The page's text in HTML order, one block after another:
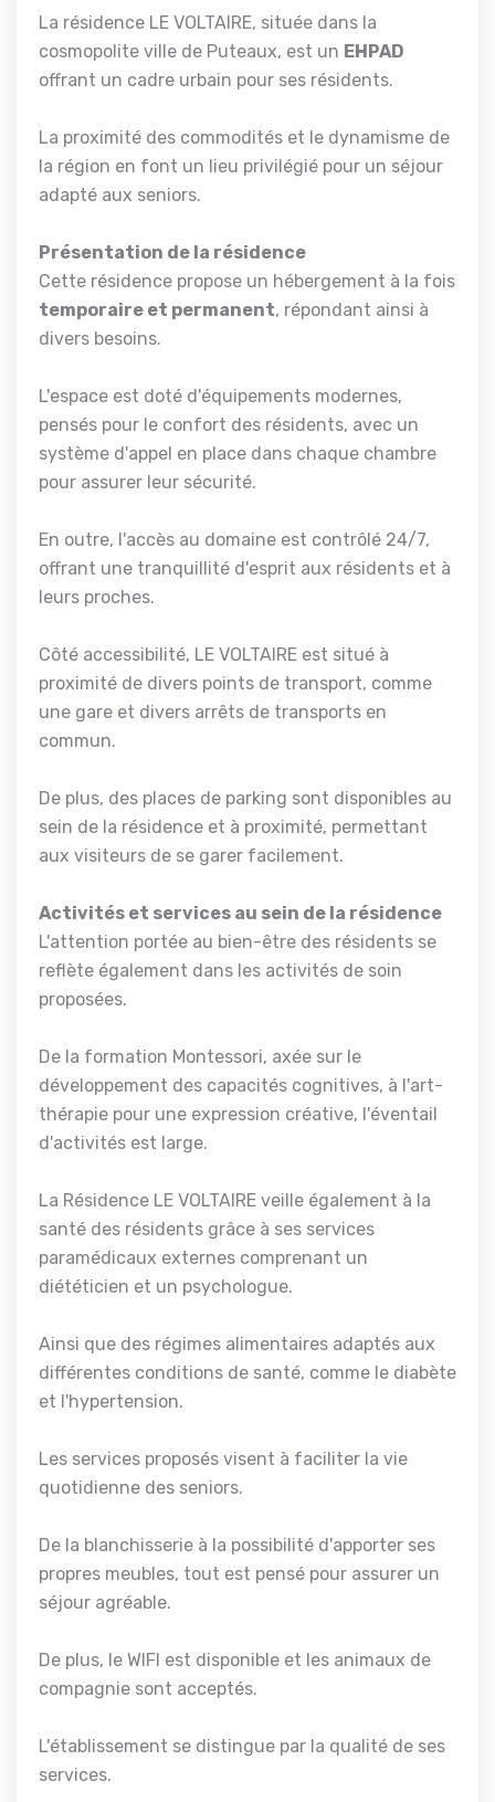
La résidence LE VOLTAIRE, située dans la
cosmopolite ville de Puteaux, est un EHPAD
offrant un cadre urbain pour ses résidents.
La proximité des commodités et le dynamisme de
la région en font un lieu privilégié pour un séjour
adapté aux seniors.
Présentation de la résidence
Cette résidence propose un hébergement à la fois
temporaire et permanent, répondant ainsi à
divers besoins.
L'espace est doté d'équipements modernes,
pensés pour le confort des résidents, avec un
système d'appel en place dans chaque chambre
pour assurer leur sécurité.
En outre, l'accès au domaine est contrôlé 24/7,
offrant une tranquillité d'esprit aux résidents et à
leurs proches.
Côté accessibilité, LE VOLTAIRE est situé à
proximité de divers points de transport, comme
une gare et divers arrêts de transports en
commun.
De plus, des places de parking sont disponibles au
sein de la résidence et à proximité, permettant
aux visiteurs de se garer facilement.
Activités et services au sein de la résidence
L'attention portée au bien-être des résidents se
reflète également dans les activités de soin
proposées.
De la formation Montessori, axée sur le
développement des capacités cognitives, à l'art-
thérapie pour une expression créative, l'éventail
d'activités est large.
La Résidence LE VOLTAIRE veille également à la
santé des résidents grâce à ses services
paramédicaux externes comprenant un
diététicien et un psychologue.
Ainsi que des régimes alimentaires adaptés aux
différentes conditions de santé, comme le diabète
et l'hypertension.
Les services proposés visent à faciliter la vie
quotidienne des seniors.
De la blanchisserie à la possibilité d'apporter ses
propres meubles, tout est pensé pour assurer un
séjour agréable.
De plus, le WIFI est disponible et les animaux de
compagnie sont acceptés.
L'établissement se distingue par la qualité de ses
services.